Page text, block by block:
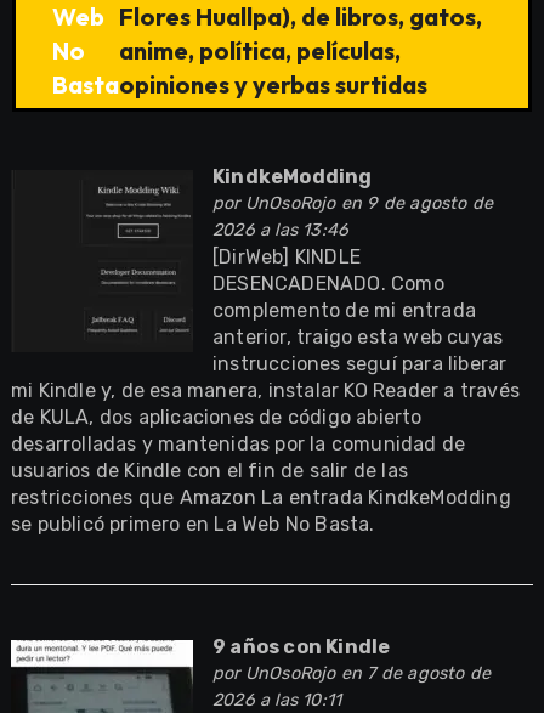
Web
No
Basta
Flores Huallpa), de libros, gatos,
anime, política, películas,
opiniones y yerbas surtidas
KindkeModding
por UnOsoRojoen 9 de agosto de
2026 a las 13:46
[DirWeb] KINDLE
DESENCADENADO. Como
complemento de mi entrada
anterior, traigo esta web cuyas
instrucciones seguí para liberar
mi Kindle y, de esa manera, instalar KO Reader a través
de KULA, dos aplicaciones de código abierto
desarrolladas y mantenidas por la comunidad de
usuarios de Kindle con el fin de salir de las
restricciones que Amazon La entrada KindkeModding
se publicó primero en La Web No Basta.
9 años con Kindle
por UnOsoRojoen 7 de agosto de
2026 a las 10:11